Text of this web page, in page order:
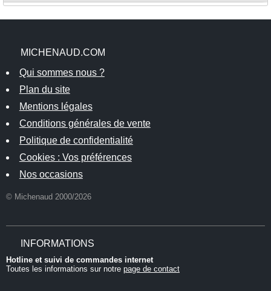
MICHENAUD.COM
Qui sommes nous ?
Plan du site
Mentions légales
Conditions générales de vente
Politique de confidentialité
Cookies : Vos préférences
Nos occasions
© Michenaud 2000/2026
INFORMATIONS
Hotline et suivi de commandes internet
Toutes les informations sur notre page de contact